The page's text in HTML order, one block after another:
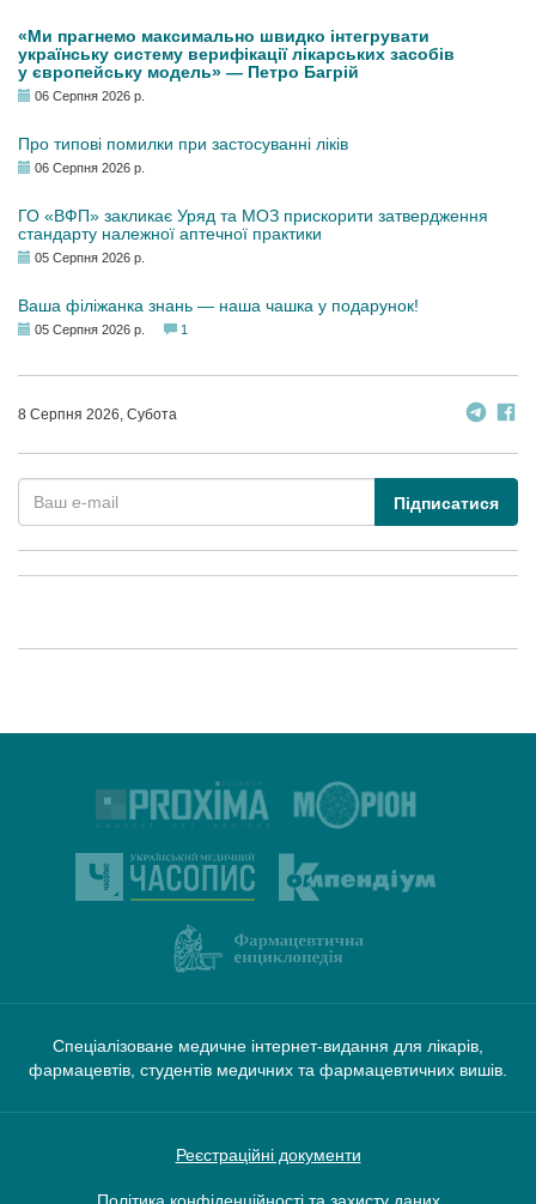
«Ми прагнемо максимально швидко інтегрувати
українську систему верифікації лікарських засобів
у європейську модель» — Петро Багрій
06 Серпня 2026 р.
Про типові помилки при застосуванні ліків
06 Серпня 2026 р.
ГО «ВФП» закликає Уряд та МОЗ прискорити затвердження
стандарту належної аптечної практики
05 Серпня 2026 р.
Ваша філіжанка знань — наша чашка у подарунок!
05 Серпня 2026 р. 1
8 Серпня 2026, Субота
Підписатися
Спеціалізоване медичне інтернет-видання для лікарів,
фармацевтів, студентів медичних та фармацевтичних вишів.
Реєстраційні документи